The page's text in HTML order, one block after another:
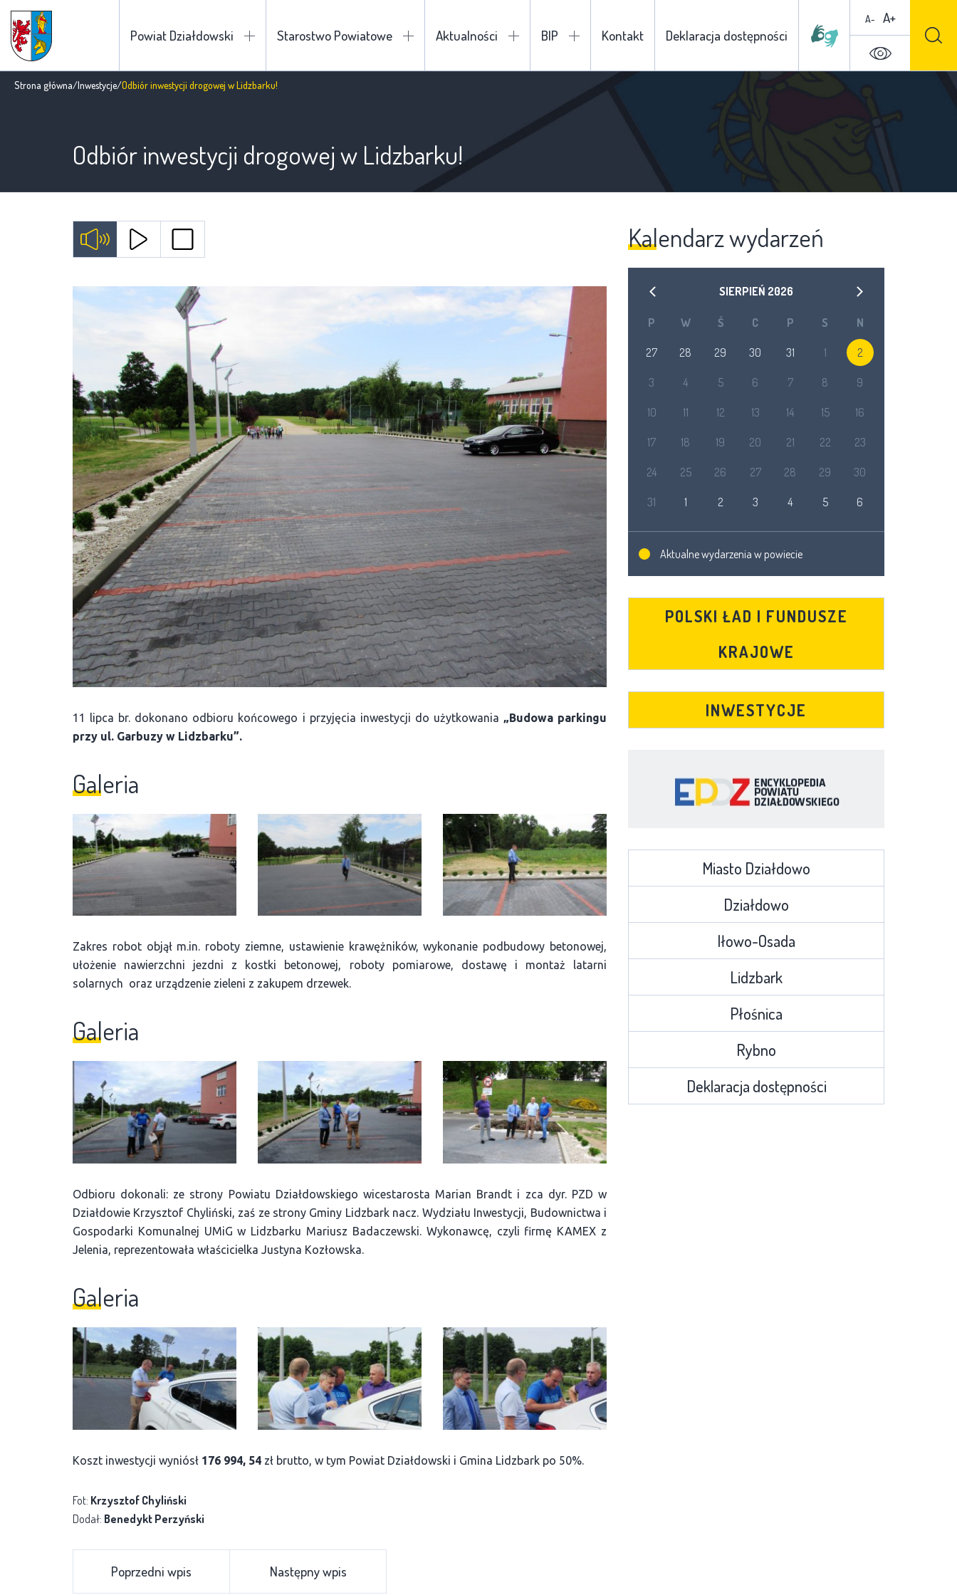
Powiat Działdowski Starostwo Powiatowe Aktualności BIP Kontakt Deklaracja dostępności
A- A+
Strona główna/Inwestycje/Odbiór inwestycji drogowej w Lidzbarku!
Odbiór inwestycji drogowej w Lidzbarku!
11 lipca br. dokonano odbioru końcowego i przyjęcia inwestycji do użytkowania „Budowa parkingu
przy ul. Garbuzy w Lidzbarku”.
Galeria
Zakres robot objął m.in. roboty ziemne, ustawienie krawężników, wykonanie podbudowy betonowej,
ułożenie nawierzchni jezdni z kostki betonowej, roboty pomiarowe, dostawę i montaż latarni
solarnych oraz urządzenie zieleni z zakupem drzewek.
Galeria
Odbioru dokonali: ze strony Powiatu Działdowskiego wicestarosta Marian Brandt i zca dyr. PZD w
Działdowie Krzysztof Chyliński, zaś ze strony Gminy Lidzbark nacz. Wydziału Inwestycji, Budownictwa i
Gospodarki Komunalnej UMiG w Lidzbarku Mariusz Badaczewski. Wykonawcę, czyli firmę KAMEX z
Jelenia, reprezentowała właścicielka Justyna Kozłowska.
Galeria
Koszt inwestycji wyniósł 176 994, 54 zł brutto, w tym Powiat Działdowski i Gmina Lidzbark po 50%.
Fot: Krzysztof Chyliński
Dodał: Benedykt Perzyński
Poprzedni wpis Następny wpis
Kalendarz wydarzeń
SIERPIEŃ 2026
P W Ś C P S N
27 28 29 30 31 1 2
3 4 5 6 7 8 9
10 11 12 13 14 15 16
17 18 19 20 21 22 23
24 25 26 27 28 29 30
31 1 2 3 4 5 6
Aktualne wydarzenia w powiecie
POLSKI ŁAD I FUNDUSZE
KRAJOWE
INWESTYCJE
Miasto Działdowo
Działdowo
Iłowo-Osada
Lidzbark
Płośnica
Rybno
Deklaracja dostępności